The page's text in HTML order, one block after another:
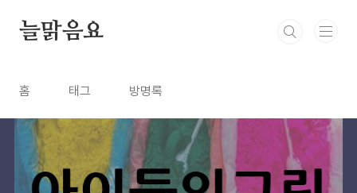
늘맑음요
홈 태그 방명록